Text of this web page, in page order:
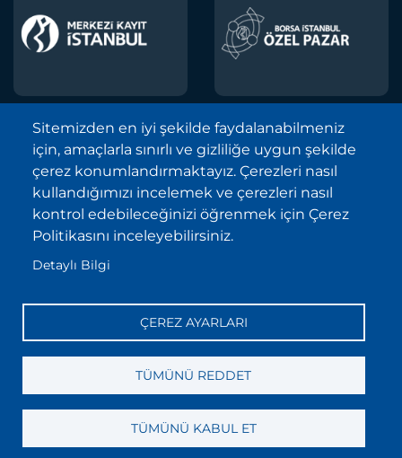
Borsa İstanbul A.Ş. © 2013-2025
Tüm Hakları Saklıdır.
Telif Hakkı ve Çekince İhbarı Bildirimi
Site Haritası
Kişisel Verilerin Korunması (KVKK)
Sıkça Sorulan Sorular
İletişim
Bilgi Toplumu Hizmetleri
Sitemizden en iyi şekilde faydalanabilmeniz
için, amaçlarla sınırlı ve gizliliğe uygun şekilde
çerez konumlandırmaktayız. Çerezleri nasıl
kullandığımızı incelemek ve çerezleri nasıl
kontrol edebileceğinizi öğrenmek için Çerez
Politikasını inceleyebilirsiniz.
Detaylı Bilgi
ÇEREZ AYARLARI
TÜMÜNÜ REDDET
TÜMÜNÜ KABUL ET